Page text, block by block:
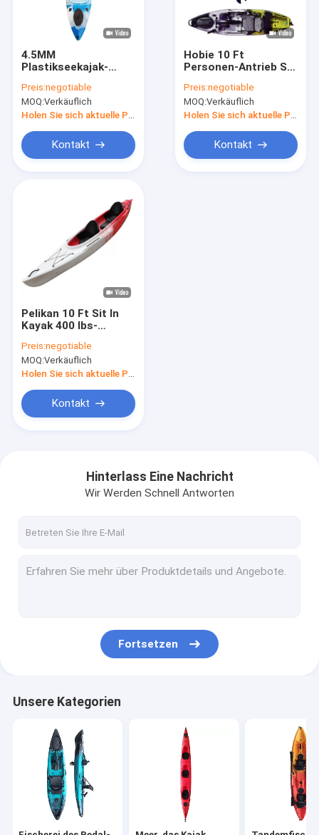
4.5MM
Plastikseekajak-
Person 8 Ft Sit In
Fishing Kayak 4.5MM
Preis:negotiable
MOQ:Verkäuflich
Kontakt
Hobie 10 Ft
Personen-Antrieb Sit
Pedal-Kajak-1
Preis:negotiable
MOQ:Verkäuflich
Kontakt
Pelikan 10 Ft Sit In
Kayak 400 lbs-
Tandemhochseefischerei-
Ozean
Preis:negotiable
MOQ:Verkäuflich
Holen Sie sich aktuelle Preis
Kontakt
Hinterlass Eine Nachricht
Wir Werden Schnell Antworten
Fortsetzen
Unsere Kategorien